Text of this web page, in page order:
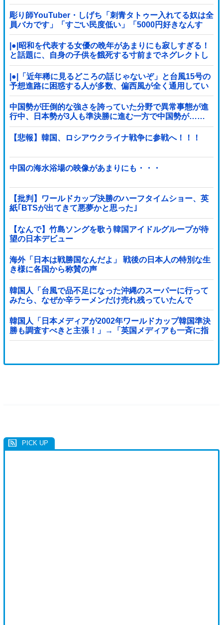
彫り師YouTuber・しげち「刺青タトゥー入れてる奴は全
員バカです」「すごい民度低い」「5000円好きなんす
よ、バカって」
|●|昭和を代表する女優の晩年があまりにも寂しすぎる！
と話題に、自身の子供を餓死する寸前までネグレクトし
た挙句……
|●|「近年稀に見るどころの話じゃないぞ」と台風15号の
予想進路に困惑する人が多数、偏西風が全く通用してい
ないんだけど……
中国勢が圧倒的な強さを誇っていた分野で異常事態が進
行中、日本勢が3人も準決勝に進む一方で中国勢が……
【悲報】韓国、ロシアウクライナ戦争に参戦へ！！！
中国の海水浴場の映像があまりにも・・・
【批判】ワールドカップ決勝のハーフタイムショー、英
紙｢BTSが出てきて悪夢かと思った｣
【なんで】竹島ソングを歌う韓国アイドルグループが待
望の日本デビュー
海外「日本は戦勝国なんだよ」 戦後の日本人の特別な生
き様に各国から称賛の声
韓国人「台風で品不足になった沖縄のスーパーに行って
みたら、なぜか辛ラーメンだけ売れ残っていたんで
す…」
韓国人「日本メディアが2002年ワールドカップ韓国準決
勝も調査すべきと主張！」→「英国メディアも一斉に指
摘‥」